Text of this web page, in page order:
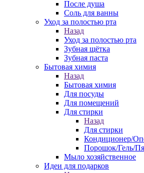
После душа
Соль для ванны
Уход за полостью рта
Назад
Уход за полостью рта
Зубная щётка
Зубная паста
Бытовая химия
Назад
Бытовая химия
Для посуды
Для помещений
Для стирки
Назад
Для стирки
Кондиционер/
Порошок/Гель/
Мыло хозяйственное
Идеи для подарков